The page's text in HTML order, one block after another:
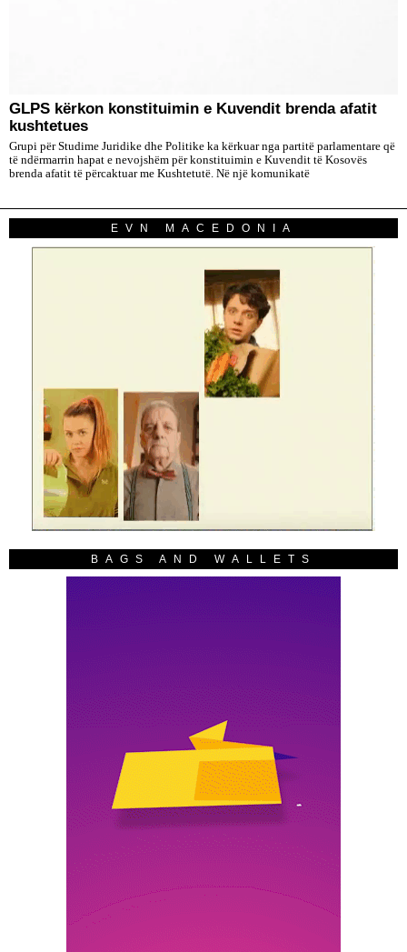
GLPS kërkon konstituimin e Kuvendit brenda afatit
kushtetues
Grupi për Studime Juridike dhe Politike ka kërkuar nga partitë parlamentare që
të ndërmarrin hapat e nevojshëm për konstituimin e Kuvendit të Kosovës
brenda afatit të përcaktuar me Kushtetutë. Në një komunikatë
EVN MACEDONIA
BAGS AND WALLETS